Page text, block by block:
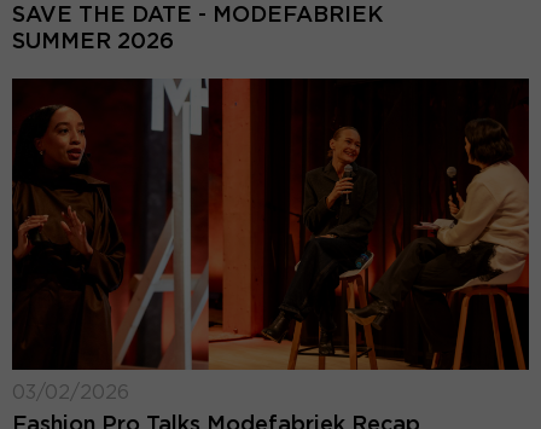
SAVE THE DATE - MODEFABRIEK
SUMMER 2026
03/02/2026
Fashion Pro Talks Modefabriek Recap